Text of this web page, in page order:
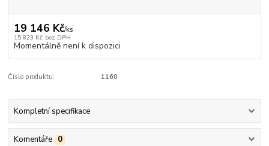
19 146 Kč/ks
15 823 Kč bez DPH
Momentálně není k dispozici
Číslo produktu: 1160
Kompletní specifikace
Komentáře 0